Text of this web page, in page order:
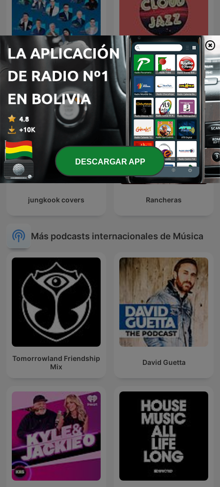
Humor Voz Populi BLU Cloud Jazz Smooth Jazz
jungkook covers Rancheras
Más podcasts internacionales de Música
Tomorrowland Friendship
Mix
David Guetta
DESCARGAR APP